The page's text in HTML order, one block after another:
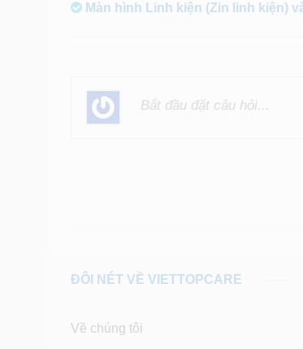
Màn hình Linh kiện (Zin linh kiện)
ĐÔI NÉT VỀ VIETTOPCARE
Về chúng tôi